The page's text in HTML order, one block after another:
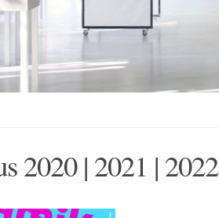
2020 | 2021 | 2022